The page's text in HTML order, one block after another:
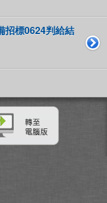
招標0624判給結